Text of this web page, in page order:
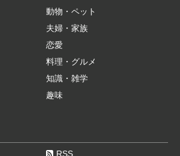
動物・ペット
夫婦・家族
恋愛
料理・グルメ
知識・雑学
趣味
RSS